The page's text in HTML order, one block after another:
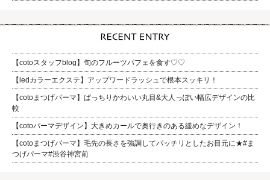
【cotoスタッフblog】旬のフルーツパフェを食す♡♡
【ledカラーエクステ】アップワードラッシュで根本スッキリ！
【cotoまつげパーマ】ぱっちりかわいい丸目&大人っぽい幅広デザインの比
較
【cotoパーマデザイン】大きめカールで奥行きのある緩めなデザイン！
【cotoまつげパーマ】毛先の長さを強調してパッチリとしたお目元に★#ま
つげパーマ#渋谷神宮前